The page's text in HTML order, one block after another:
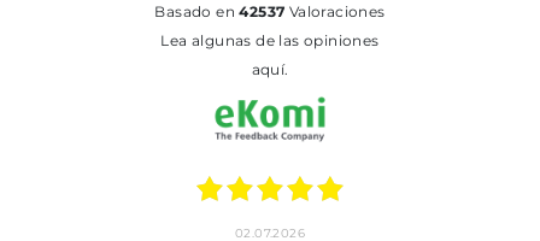
basado en42537 Valoraciones
Lea algunas de las opiniones
aquí.
02.07.2026